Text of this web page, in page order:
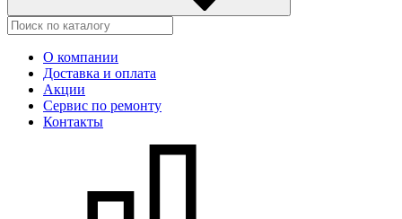
О компании
Доставка и оплата
Акции
Сервис по ремонту
Контакты